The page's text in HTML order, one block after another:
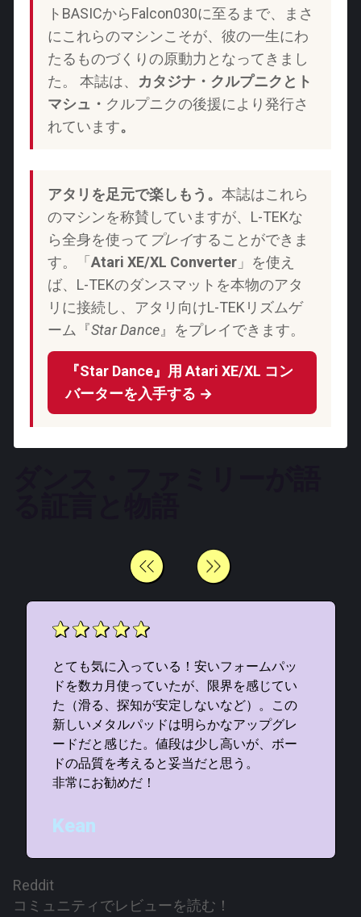
トBASICからFalcon030に至るまで、まさ
にこれらのマシンこそが、彼の一生にわ
たるものづくりの原動力となってきまし
た。 本誌は、 カタジナ・クルプニクとト
マシュ・ クルプニクの後援により発行さ
れています。
アタリを足元で楽しもう。 本誌はこれら
のマシンを称賛していますが、L-TEKな
ら全身を使って プレイすることができま
す。「Atari XE/XL Converter 」を使え
ば、L-TEKのダンスマットを本物のアタ
リに接続し、アタリ向けL-TEKリズムゲ
ーム『Star Dance 』をプレイできます。
『Star Dance』用 Atari XE/XL コン
バーターを入手する →
とても気に入っている！安いフォームパッ
ドを数カ月使っていたが、限界を感じてい
た（滑る、探知が安定しないなど）。この
新しいメタルパッドは明らかなアップグレ
ードだと感じた。値段は少し高いが、ボー
ドの品質を考えると妥当だと思う。
非常にお勧めだ！
Kean
Reddit
コミュニティでレビューを読む！